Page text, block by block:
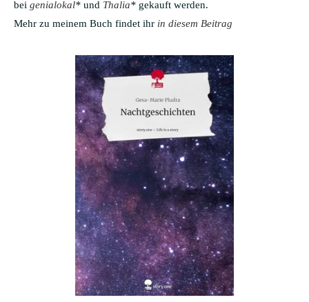
bei genialokal* und Thalia* gekauft werden.
Mehr zu meinem Buch findet ihr in diesem Beitrag